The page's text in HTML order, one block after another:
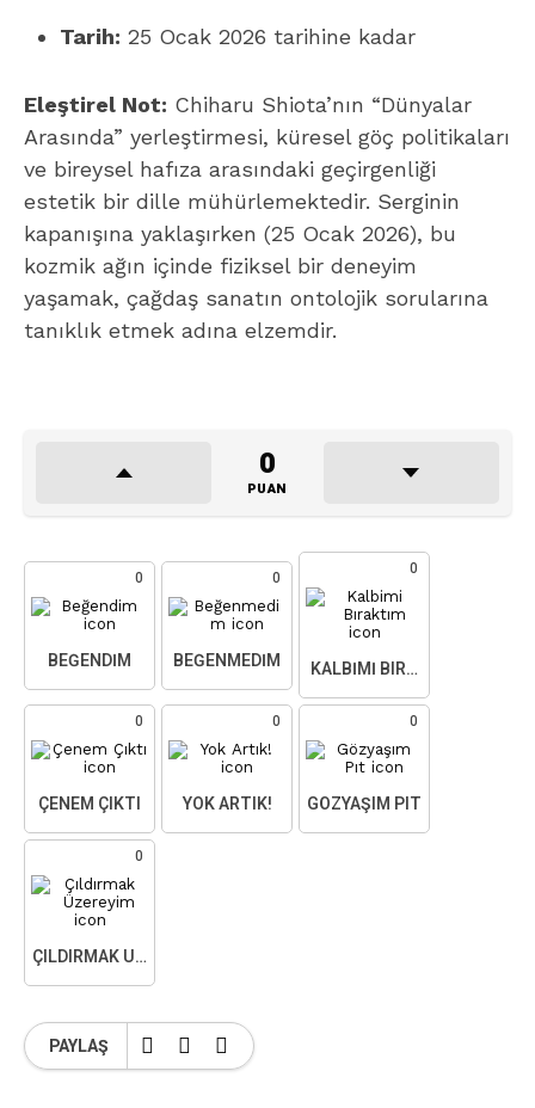
Tarih: 25 Ocak 2026 tarihine kadar
Eleştirel Not: Chiharu Shiota’nın “Dünyalar
Arasında” yerleştirmesi, küresel göç politikaları
ve bireysel hafıza arasındaki geçirgenliği
estetik bir dille mühürlemektedir. Serginin
kapanışına yaklaşırken (25 Ocak 2026), bu
kozmik ağın içinde fiziksel bir deneyim
yaşamak, çağdaş sanatın ontolojik sorularına
tanıklık etmek adına elzemdir.
0
PUAN
0
BEĞENDIM
0
BEĞENMEDIM
0
KALBIMI BIRAKTIM
0
ÇENEM ÇIKTI
0
YOK ARTIK!
0
GÖZYAŞIM PIT
0
ÇILDIRMAK ÜZEREYIM
PAYLAŞ